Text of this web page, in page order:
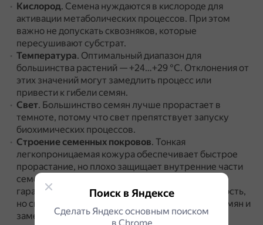
Кислород. Семена нуждаются в кислороде для
активации метаболических процессов. При этом
важно не допускать сквозняков, которые
пересушивают субстрат.
Температура. Оптимальный диапазон для
большинства растений — +24…+29 °C. Отклонения от
этих значений могут замедлить процесс или
привести к гибели семян.
Свет. Большинство семян лучше прорастает в
темноте, потому что свет препятствует запуску
биохимических процессов.
Строение семенных покровов. Тонкая
легкопроницаемая кожура обеспечивает быстрое
прорастание, но плохо защищает внутренние части
семени.
гарантируют продолжительную жизнеспособность,
но снижают шансы на успешное прорастание семян и
замедляют их распространение.
Поиск в Яндексе
Сделать Яндекс основным поиском
в Сhrome